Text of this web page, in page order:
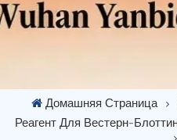
Домашняя Страница
Реагент Для Вестерн-